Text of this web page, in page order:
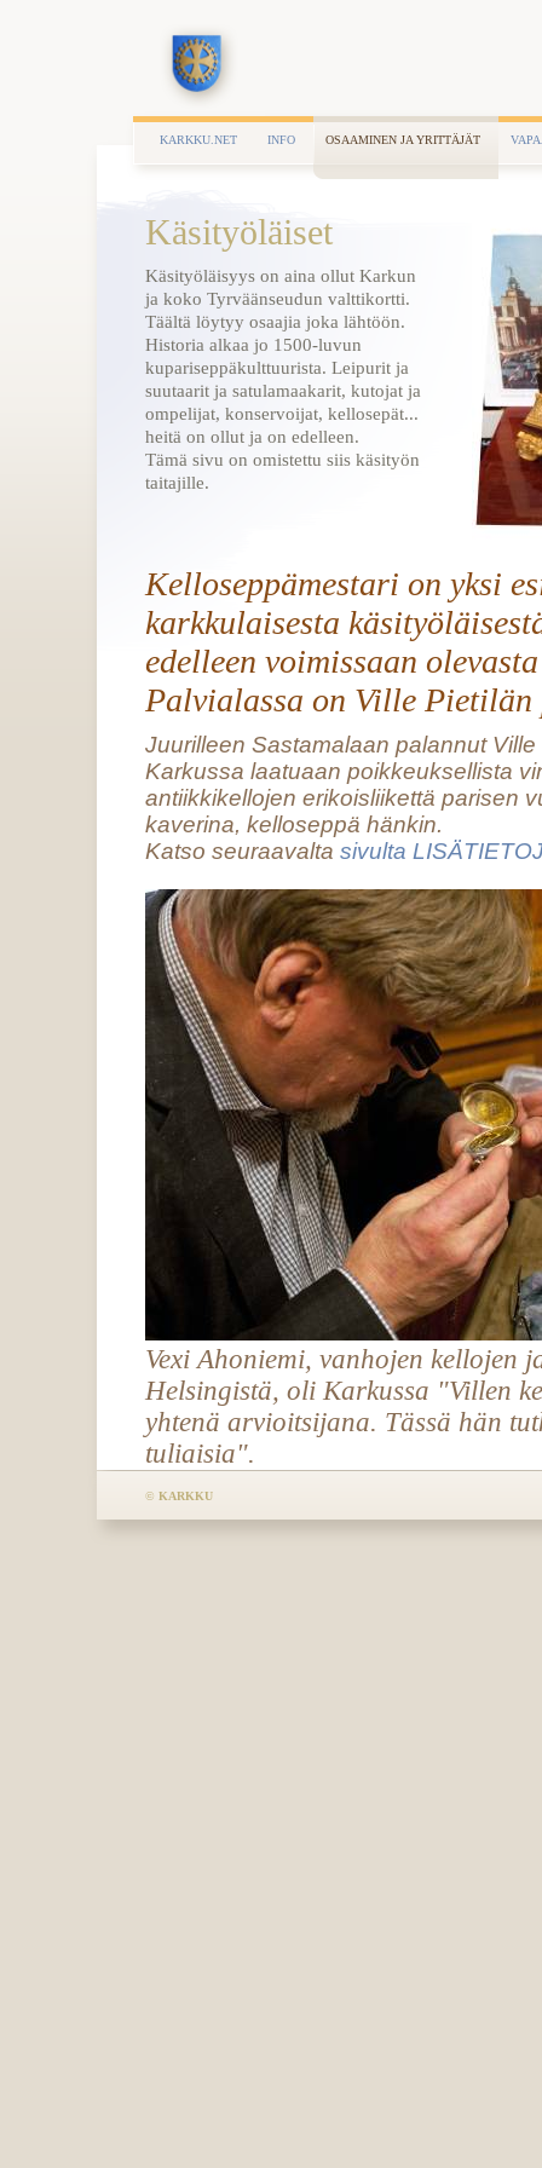
KARKKU.NET INFO OSAAMINEN JA YRITTÄJÄT
Käsityöläiset
Käsityöläisyys on aina ollut Karkun
ja koko Tyrväänseudun valttikortti.
Täältä löytyy osaajia joka lähtöön.
Historia alkaa jo 1500-luvun
kupariseppäkulttuurista. Leipurit ja
suutaarit ja satulamaakarit, kutojat ja
ompelijat, konservoijat, kellosepät...
heitä on ollut ja on edelleen.
Tämä sivu on omistettu siis käsityön
taitajille.
Kelloseppämestari on yksi
karkkulaisesta
edelleen voimissaan
Palvialassa on Ville Pietilän
Juurilleen Sastamalaan palannut
Karkussa laatuaan poikkeuksellista
antiikkikellojen erikoisliikettä parisen
kaverina, kelloseppä hänkin.
Katso seuraavalta sivulta
Vexi Ahoniemi, vanhojen kellojen
Helsingistä, oli Karkussa "Villen
yhtenä arvioitsijana. Tässä hän
tuliaisia".
© KARKKU